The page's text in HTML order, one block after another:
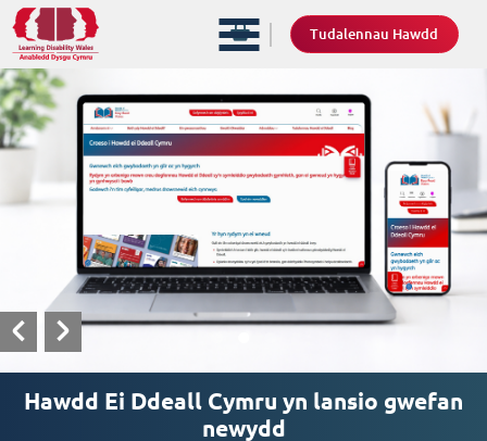
Tudalennau Hawdd
Hawdd Ei Ddeall Cymru yn lansio gwefan
newydd